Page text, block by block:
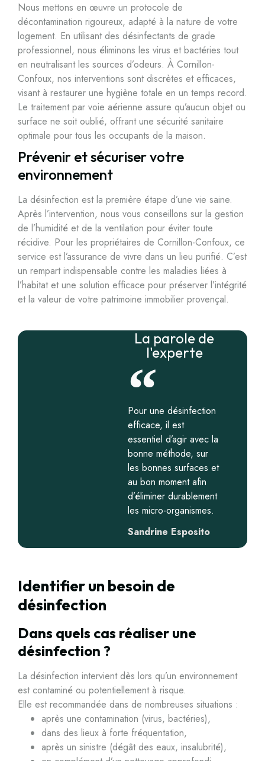
Nous mettons en œuvre un protocole de
décontamination rigoureux, adapté à la nature de votre
logement. En utilisant des désinfectants de grade
professionnel, nous éliminons les virus et bactéries tout
en neutralisant les sources d’odeurs. À Cornillon-
Confoux, nos interventions sont discrètes et efficaces,
visant à restaurer une hygiène totale en un temps record.
Le traitement par voie aérienne assure qu’aucun objet ou
surface ne soit oublié, offrant une sécurité sanitaire
optimale pour tous les occupants de la maison.
Prévenir et sécuriser votre
environnement
La désinfection est la première étape d’une vie saine.
Après l’intervention, nous vous conseillons sur la gestion
de l’humidité et de la ventilation pour éviter toute
récidive. Pour les propriétaires de Cornillon-Confoux, ce
service est l’assurance de vivre dans un lieu purifié. C’est
un rempart indispensable contre les maladies liées à
l’habitat et une solution efficace pour préserver l’intégrité
et la valeur de votre patrimoine immobilier provençal.
La parole de
l'experte
Pour une désinfection
efficace, il est
essentiel d’agir avec la
bonne méthode, sur
les bonnes surfaces et
au bon moment afin
d’éliminer durablement
les micro-organismes.
Sandrine Esposito
Identifier un besoin de
désinfection
Dans quels cas réaliser une
désinfection ?
La désinfection intervient dès lors qu’un environnement
est contaminé ou potentiellement à risque.
Elle est recommandée dans de nombreuses situations :
après une contamination (virus, bactéries),
dans des lieux à forte fréquentation,
après un sinistre (dégât des eaux, insalubrité),